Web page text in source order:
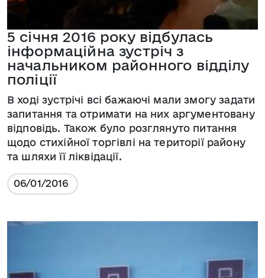
5 січня 2016 року відбулась
інформаційна зустріч з
начальником районного відділу
поліції
В ході зустрічі всі бажаючі мали змогу задати
запитання та отримати на них аргументовану
відповідь. Також було розглянуто питання
щодо стихійної торгівлі на території району
та шляхи її ліквідації.
06/01/2016